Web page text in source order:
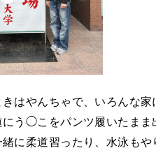
はやんちゃで、いろんな
にう◯こをパンツ履いたまま
に柔道習ったり、水泳もや